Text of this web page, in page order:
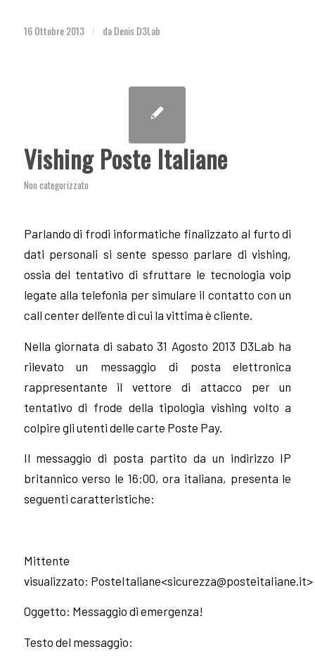
16 Ottobre 2013 / daDenis D3Lab
Vishing Poste Italiane
Non categorizzato
Parlando di frodi informatiche finalizzato al furto di
dati personali si sente spesso parlare di vishing,
ossia del tentativo di sfruttare le tecnologia voip
legate alla telefonia per simulare il contatto con un
call center dell’ente di cui la vittima è cliente.
Nella giornata di sabato 31 Agosto 2013 D3Lab ha
rilevato un messaggio di posta elettronica
rappresentante il vettore di attacco per un
tentativo di frode della tipologia vishing volto a
colpire gli utenti delle carte Poste Pay.
Il messaggio di posta partito da un indirizzo IP
britannico verso le 16:00, ora italiana, presenta le
seguenti caratteristiche:
Mittente
visualizzato: PosteItaliane<sicurezza@posteitaIiane.it>
Oggetto: Messaggio di emergenza!
Testo del messaggio: